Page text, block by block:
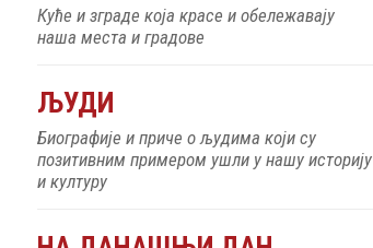
Куће и зграде која красе и обележавају
наша места и градове
ЉУДИ
Биографије и приче о људима који су
позитивним примером ушли у нашу историју
и културу